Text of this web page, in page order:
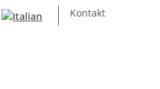
Kontakt